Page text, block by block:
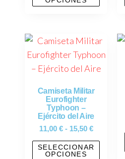
Camiseta Militar
Eurofighter
Typhoon –
Ejército del Aire
11,00 € - 15,50 €
SELECCIONAR
OPCIONES